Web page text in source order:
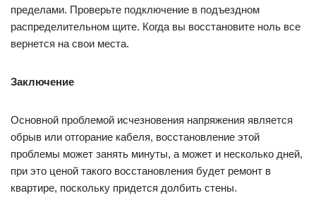
пределами. Проверьте подключение в подъездном
распределительном щите. Когда вы восстановите ноль все
вернется на свои места.
Заключение
Основной проблемой исчезновения напряжения является
обрыв или отгорание кабеля, восстановление этой
проблемы может занять минуты, а может и несколько дней,
при это ценой такого восстановления будет ремонт в
квартире, поскольку придется долбить стены.